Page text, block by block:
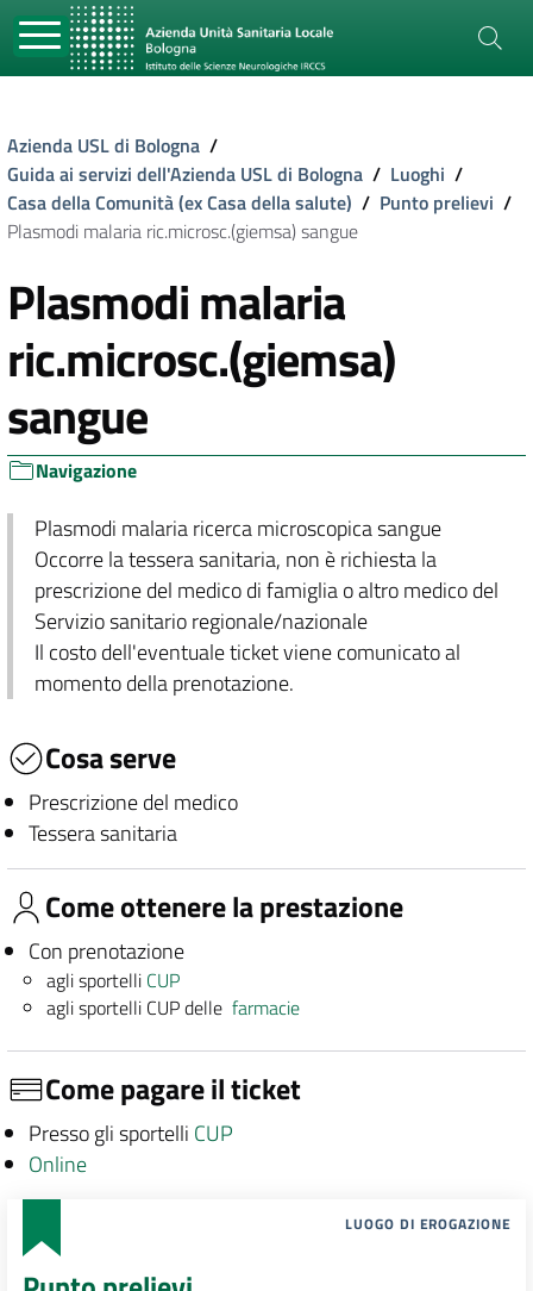
Azienda USL di Bologna /
Guida ai servizi dell'Azienda USL di Bologna / Luoghi /
Casa della Comunità (ex Casa della salute) / Punto prelievi /
Plasmodi malaria ric.microsc.(giemsa) sangue
Plasmodi malaria
ric.microsc.(giemsa)
sangue
Navigazione
Plasmodi malaria ricerca microscopica sangue
Occorre la tessera sanitaria, non è richiesta la
prescrizione del medico di famiglia o altro medico del
Servizio sanitario regionale/nazionale
Il costo dell'eventuale ticket viene comunicato al
momento della prenotazione.
Cosa serve
Prescrizione del medico
Tessera sanitaria
Come ottenere la prestazione
Con prenotazione
agli sportelli CUP
agli sportelli CUP dellefarmacie
Come pagare il ticket
Presso gli sportelli CUP
Online
LUOGO DI EROGAZIONE